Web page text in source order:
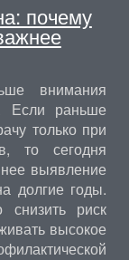
почему
внимания
Если раньше
только при
то сегодня
выявление
долгие годы.
снизить риск
высокое